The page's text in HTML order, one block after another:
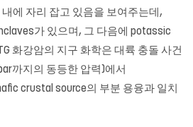
에 자리 잡고 있음을 보여주는데,
가 있으며, 그 다음에 potassic
화강암의 지구 화학은 대륙 충돌 사건
까지의 동등한 압력)에서
crustal source의 부분 용융과 일치